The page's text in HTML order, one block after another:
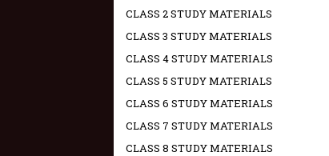
CLASS 2 STUDY MATERIALS
CLASS 3 STUDY MATERIALS
CLASS 4 STUDY MATERIALS
CLASS 5 STUDY MATERIALS
CLASS 6 STUDY MATERIALS
CLASS 7 STUDY MATERIALS
CLASS 8 STUDY MATERIALS